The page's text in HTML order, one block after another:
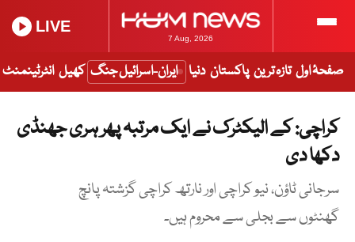
7 Aug, 2026
LIVE
صفحۂ اول تازہ ترین پاکستان دنیا ایران-اسرائیل جنگ کھیل انٹرٹینمنٹ
کراچی: کے الیکٹرک نے ایک مرتبہ پھر ہری جھنڈی
دکھا دی
سرجانی ٹاؤن، نیو کراچی اور نارتھ کراچی گزشتہ پانچ
گھنٹوں سے بجلی سے محروم ہیں۔